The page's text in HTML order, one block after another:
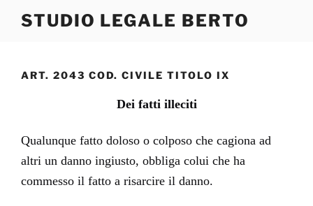
STUDIO LEGALE BERTO
ART. 2043 COD. CIVILE TITOLO IX
Dei fatti illeciti
Qualunque fatto doloso o colposo che cagiona ad
altri un danno ingiusto, obbliga colui che ha
commesso il fatto a risarcire il danno.